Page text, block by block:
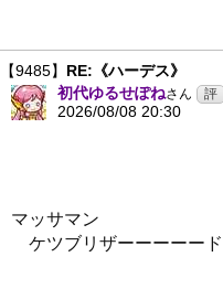
【9485】 RE:《ハーデス》
初代ゆるせぽねさん
2026/08/08 20:30
マッサマン
ケツブリザーーーーー